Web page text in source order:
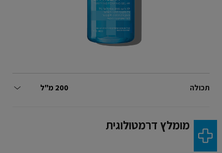
תכולה 200 מ"ל
מומלץ דרמטולוגית